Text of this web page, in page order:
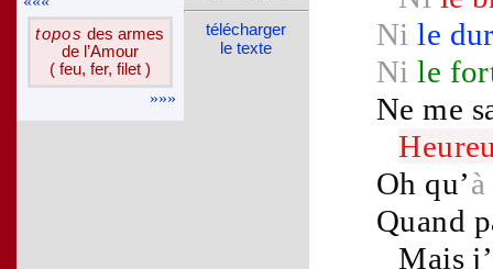
topos des armes
de l’Amour
( feu, fer, filet )
»»»
Ni le
Ni le
Ne me
Oh qu’
Quand
Mais
télé­charger
le texte